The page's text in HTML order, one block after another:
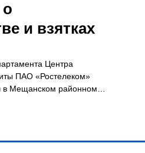
и взятках
Центра
ПАО «Ростелеком»
Мещанском районном…